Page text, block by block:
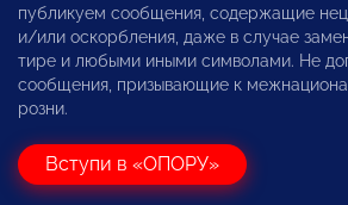
публикуем сообщения, содержащие
и/или оскорбления, даже в случае
тире и любыми иными символами. Не
сообщения, призывающие к
розни.
Вступи в «ОПОРУ»